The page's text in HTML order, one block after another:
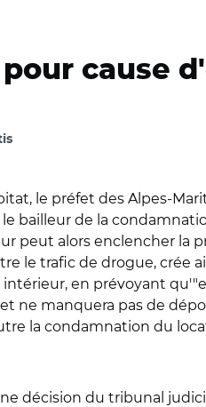
cause
le préfet des Alpes-
bailleur de la
peut alors enclencher la
le trafic de drogue,
en prévoyant
ne manquera pas de
la condamnation du
décision du tribunal